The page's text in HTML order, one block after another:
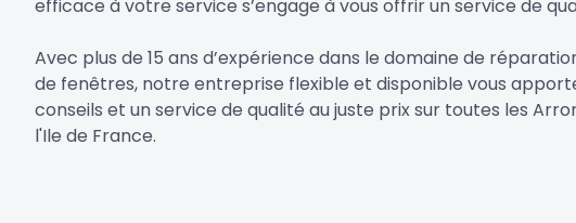
efficace à votre service s’engage à vous offrir un service de
Avec plus de 15 ans d’expérience dans le domaine de
de fenêtres, notre entreprise flexible et disponible vous
conseils et un service de qualité au juste prix sur toutes les
l'Ile de France.